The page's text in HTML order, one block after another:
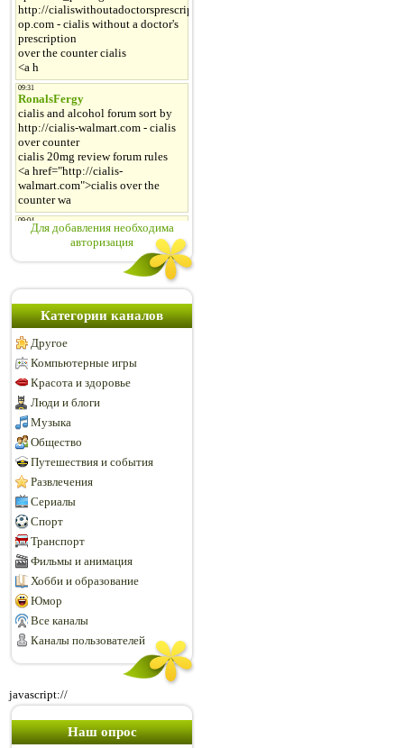
Для добавления необходима
авторизация
Категории каналов
Другое
Компьютерные игры
Красота и здоровье
Люди и блоги
Музыка
Общество
Путешествия и события
Развлечения
Сериалы
Спорт
Транспорт
Фильмы и анимация
Хобби и образование
Юмор
Все каналы
Каналы пользователей
javascript://
Наш опрос